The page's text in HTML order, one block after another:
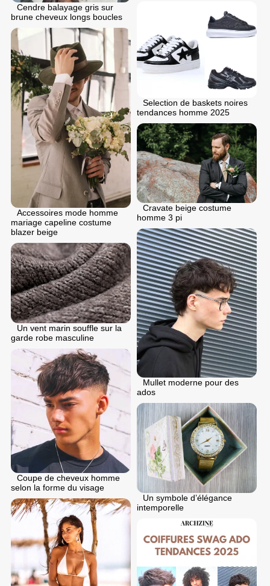
Cendre balayage gris sur
brune cheveux longs boucles
Selection de baskets noires
tendances homme 2025
Accessoires mode homme
mariage capeline costume
blazer beige
Cravate beige costume
homme 3 pi
Mullet moderne pour des
ados
Un vent marin souffle sur la
garde robe masculine
Coupe de cheveux homme
selon la forme du visage
Un symbole d’élégance
intemporelle